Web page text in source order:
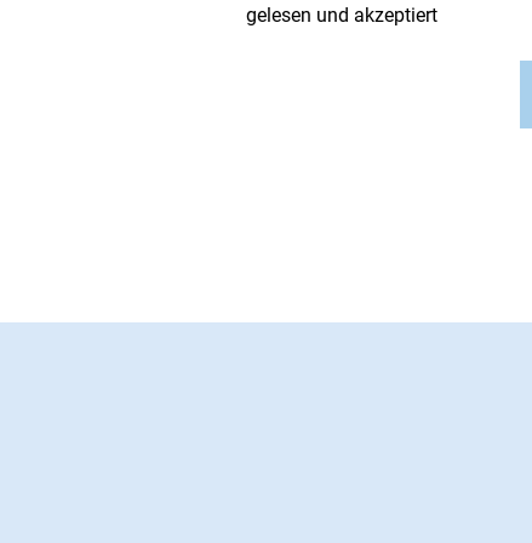
gelesen und akzeptiert